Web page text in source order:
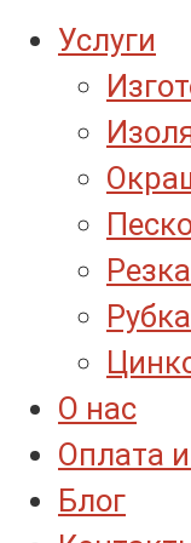
Услуги
О нас
Оплата
Блог